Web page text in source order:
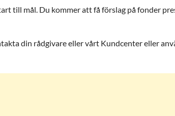
till mål. Du kommer att få förslag på fonder
din rådgivare eller vårt Kundcenter eller